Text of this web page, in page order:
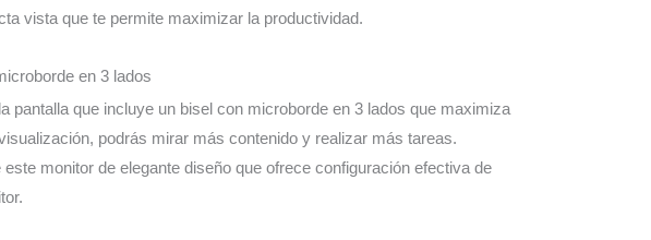
vista que te permite maximizar la productividad.
en 3 lados
pantalla que incluye un bisel con microborde en 3 lados que maximiza
podrás mirar más contenido y realizar más tareas.
este monitor de elegante diseño que ofrece configuración efectiva de